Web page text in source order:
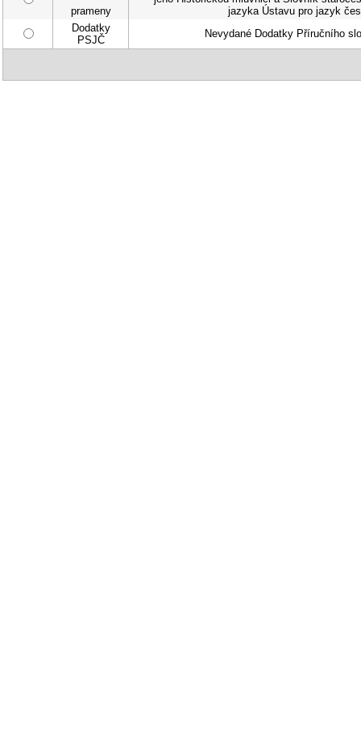
prameny
jazyka Ústavu pro jazyk
Dodatky
PSJČ
Nevydané Dodatky Příručního